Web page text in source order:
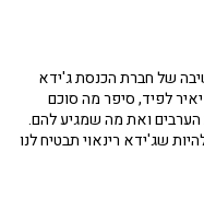
של חברת הכנסת ג'ידא
לפיד, סיפר מה סוכם
ואת מה שמגיע להם.
שג'ידא רינאוי תבטיח לנו